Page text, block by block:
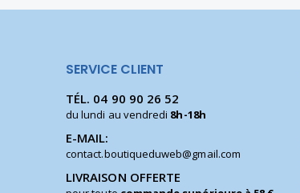
SERVICE CLIENT
TÉL. 04 90 90 26 52
du lundi au vendredi 8h-18h
E-MAIL:
contact.boutiqueduweb@gmail.com
LIVRAISON OFFERTE